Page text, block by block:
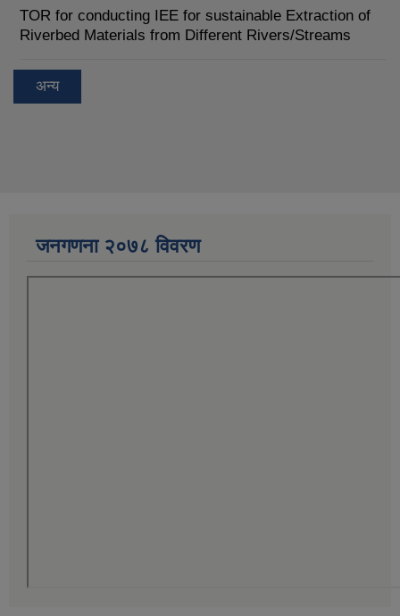
TOR for conducting IEE for sustainable Extraction of
Riverbed Materials from Different Rivers/Streams
अन्य
जनगणना २०७८ विवरण